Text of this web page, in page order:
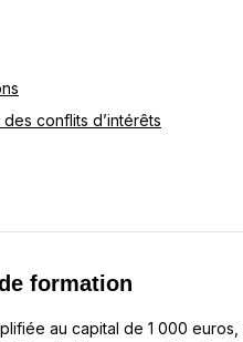
conflits d’intérêts
formation
au capital de 1 000